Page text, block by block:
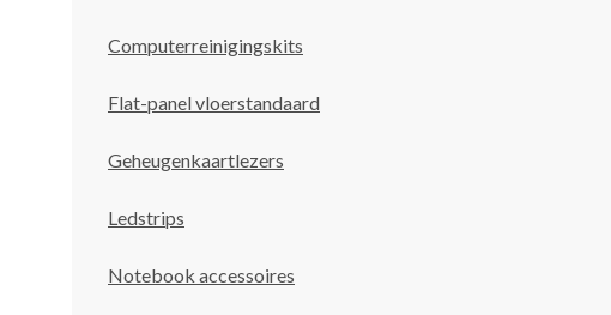
Computerreinigingskits
Flat-panel vloerstandaard
Geheugenkaartlezers
Ledstrips
Notebook accessoires